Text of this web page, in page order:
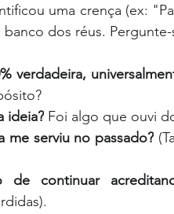
uma crença (ex:
dos réus. Pergunte-
verdadeira,
ideia? Foi algo que ouvi
me serviu no passado?
continuar